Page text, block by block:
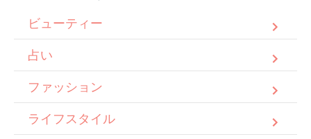
ビューティー
占い
ファッション
ライフスタイル